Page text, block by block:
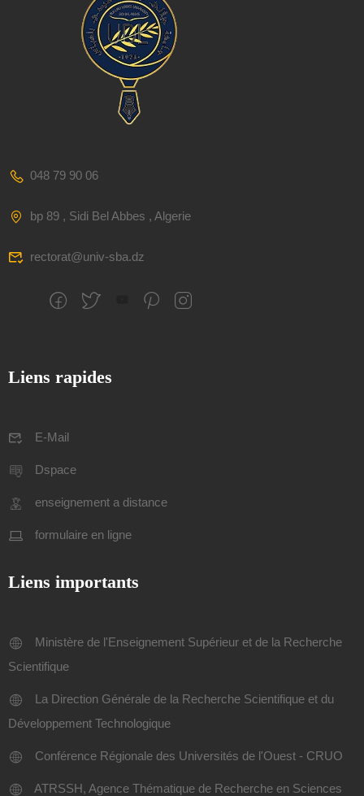
048 79 90 06
bp 89 , Sidi Bel Abbes , Algerie
rectorat@univ-sba.dz
Liens rapides
E-Mail
Dspace
enseignement a distance
formulaire en ligne
Liens importants
Ministère de l'Enseignement Supérieur et de la Recherche
Scientifique
La Direction Générale de la Recherche Scientifique et du
Développement Technologique
Conférence Régionale des Universités de l'Ouest - CRUO
ATRSSH, Agence Thématique de Recherche en Sciences